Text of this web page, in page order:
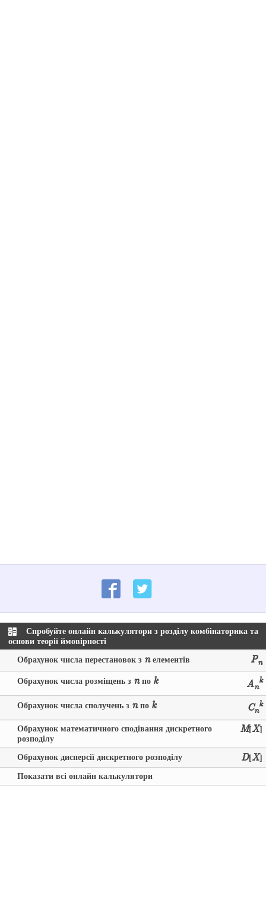
Спробуйте онлайн калькулятори з розділу комбінаторика та
основи теорії ймовірності
Pn
Обрахунок числа перестановок з nелементів
An
k
Обрахунок числа розміщень з nпо k
Cn
k
Обрахунок числа сполучень з nпо k
M[X]
Обрахунок математичного сподівання дискретного
розподілу
D[X]
Обрахунок дисперсії дискретного розподілу
Показати всі онлайн калькулятори